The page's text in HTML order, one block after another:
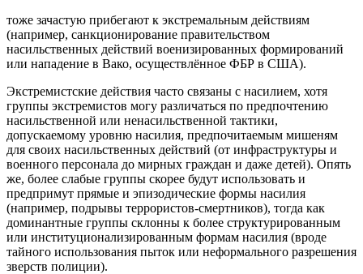
тоже зачастую прибегают к экстремальным действиям
(например, санкционирование правительством
насильственных действий военизированных формирований
или нападение в Вако, осуществлённое ФБР в США).
Экстремистские действия часто связаны с насилием, хотя
группы экстремистов могу различаться по предпочтению
насильственной или ненасильственной тактики,
допускаемому уровню насилия, предпочитаемым мишеням
для своих насильственных действий (от инфраструктуры и
военного персонала до мирных граждан и даже детей). Опять
же, более слабые группы скорее будут использовать и
предпримут прямые и эпизодические формы насилия
(например, подрывы террористов-смертников), тогда как
доминантные группы склонны к более структурированным
или институционализированным формам насилия (вроде
тайного использования пыток или неформального разрешения
зверств полиции).